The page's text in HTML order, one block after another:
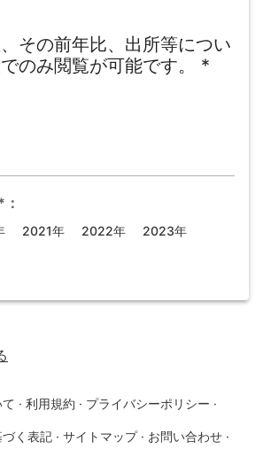
その前年比、出所等につい
のみ閲覧が可能です。
*
：
2021年 2022年 2023年
· 利用規約 · プライバシーポリシー ·
く表記 · サイトマップ · お問い合わせ ·